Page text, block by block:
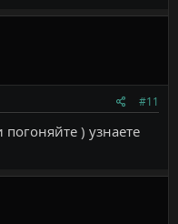
#11
) узнаете